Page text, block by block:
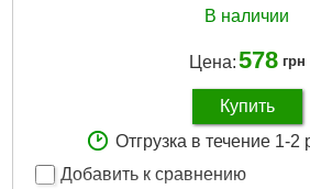
В наличии
Цена:578 грн
Купить
Отгрузка в течение 1-2
Добавить к сравнению